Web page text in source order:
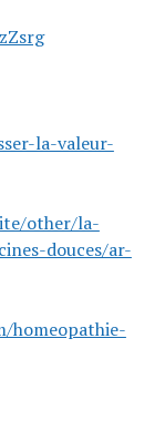
la-valeur-
other/la-
douces/ar-
homeopathie-